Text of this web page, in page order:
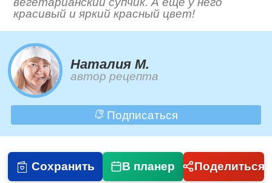
красивый и яркий красный цвет!
Наталия М.
автор рецепта
Подписаться
Сохранить В планер Поделиться